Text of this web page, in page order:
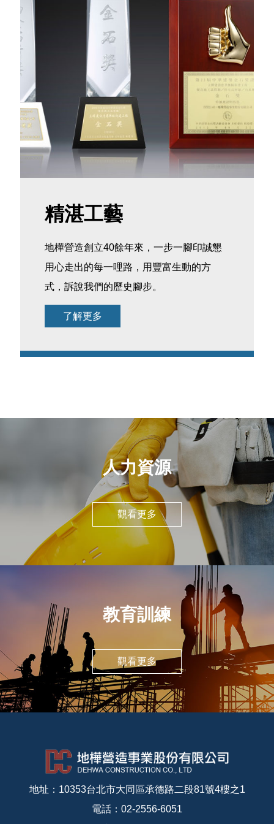
精湛工藝
地樺營造創立40餘年來，一步一腳印誠懇
用心走出的每一哩路，用豐富生動的方
式，訴說我們的歷史腳步。
了解更多
人力資源
觀看更多
教育訓練
觀看更多
地址：10353台北市大同區承德路二段81號4樓之1
電話：02-2556-6051